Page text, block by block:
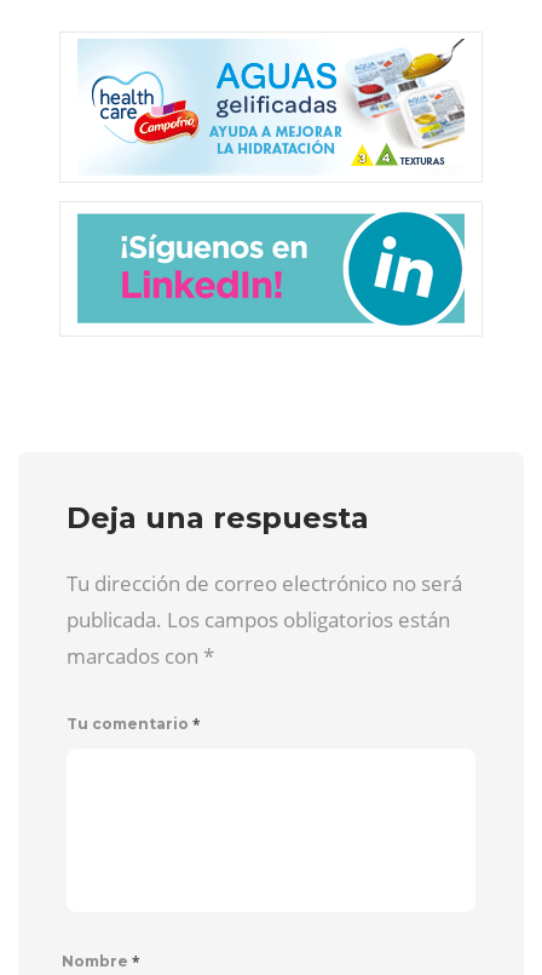
Deja una respuesta
Tu dirección de correo electrónico no será
publicada. Los campos obligatorios están
marcados con *
Tu comentario *
Nombre *